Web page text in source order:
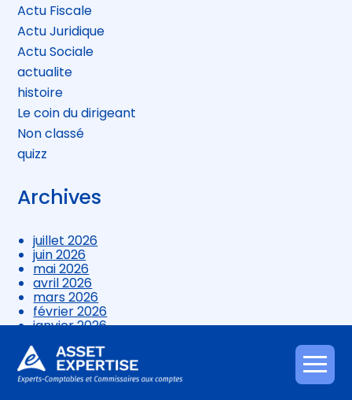
Aller
au
Actu Fiscale
Actu Juridique
Actu Sociale
actualite
histoire
Le coin du dirigeant
Non classé
quizz
Archives
juillet 2026
juin 2026
mai 2026
avril 2026
mars 2026
février 2026
janvier 2026
novembre 2025
octobre 2025
septembre 2025